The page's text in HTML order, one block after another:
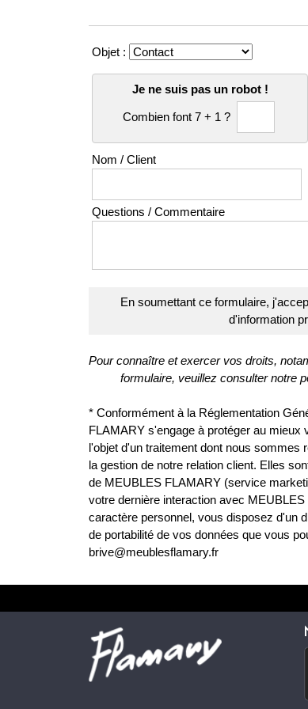
Objet :
Je ne suis pas un robot !
Combien font 7 + 1 ?
Nom / Client
Questions / Commentaire
En soumettant ce formulaire,
d'information
Pour connaître et exercer vos droits,
formulaire, veuillez consulter notre
* Conformément à la Réglementation
FLAMARY s'engage à protéger au
l'objet d'un traitement dont nous
la gestion de notre relation client. Elles
de MEUBLES FLAMARY (service
votre dernière interaction avec
caractère personnel, vous disposez d'un
de portabilité de vos données que vous
brive@meublesflamary.fr